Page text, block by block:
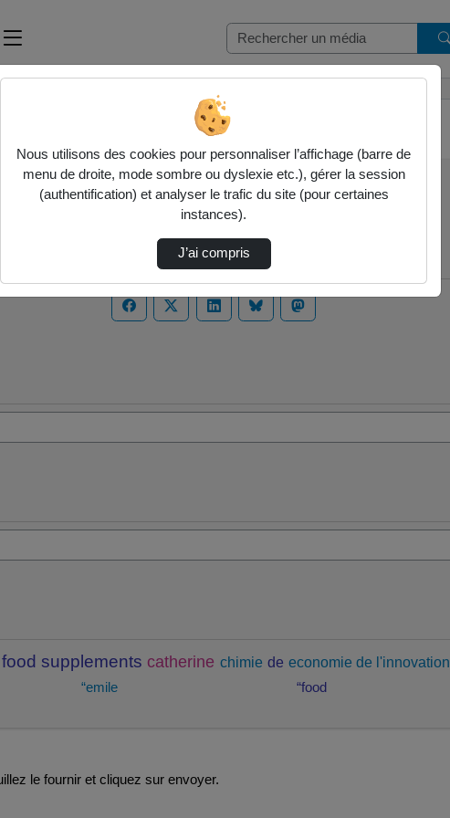
food supplements catherine chimie de economie de l'innovation
“emile “food
le fournir et cliquez sur envoyer.
Nous utilisons des cookies pour personnaliser l’affichage (barre de
menu de droite, mode sombre ou dyslexie etc.), gérer la session
(authentification) et analyser le trafic du site (pour certaines
instances).
J’ai compris